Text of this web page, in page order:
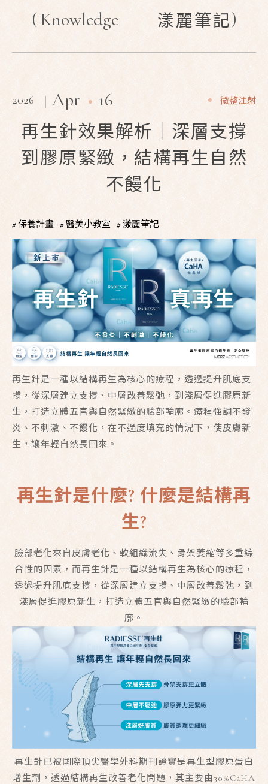
(Knowledge 漾麗筆記)
2026 Apr 16 微整注射
再生針效果解析｜深層支撐
到膠原緊緻，結構再生自然
不饅化
保養計畫 醫美小教室 漾麗筆記
再生針是一種以結構再生為核心的療程，透過提升肌底支
撐，從深層建立支撐、中層改善鬆弛，到淺層促進膠原新
生，打造立體五官與自然緊緻的臉部輪廓。療程強調不發
炎、不刺激、不饅化，在不過度填充的情況下，使皮膚新
生，讓年輕自然長回來。
再生針是什麼? 什麼是結構再
生?
臉部老化來自皮膚老化、軟組織流失、骨架萎縮等多重綜
合性的因素，而再生針是一種以結構再生為核心的療程，
透過提升肌底支撐，從深層建立支撐、中層改善鬆弛，到
淺層促進膠原新生，打造立體五官與自然緊緻的臉部輪
廓。
再生針已被國際頂尖醫學外科期刊證實是再生型膠原蛋白
增生劑，透過結構再生改善老化問題，其主要由30%CaHA